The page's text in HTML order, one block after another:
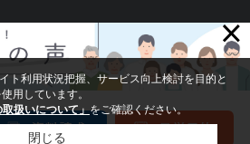
×
ト利用状況把握、サービス向上検討を目的と
用しています。
扱いについて」をご確認ください。
閉じる